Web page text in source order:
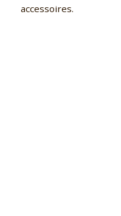
accessoires.